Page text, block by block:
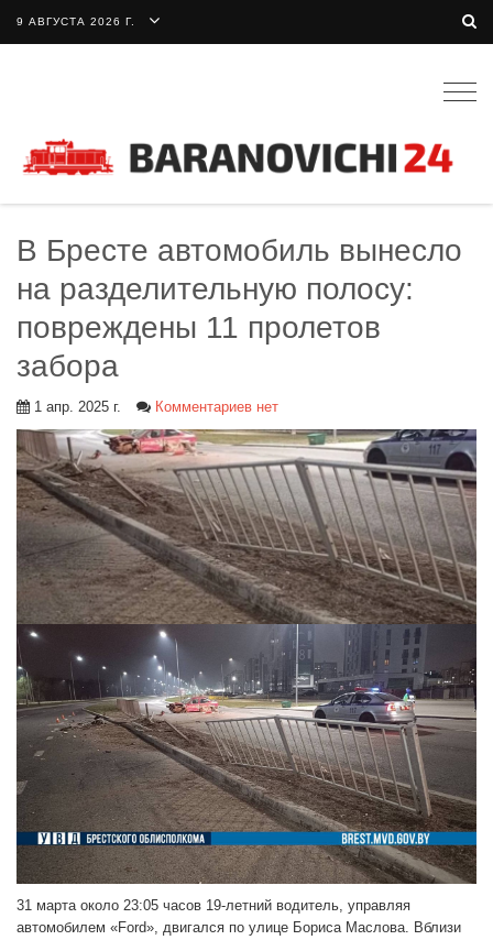
9 АВГУСТА 2026 Г.
В Бресте автомобиль вынесло
на разделительную полосу:
повреждены 11 пролетов
забора
1 апр. 2025 г. Комментариев нет
31 марта около 23:05 часов 19-летний водитель, управляя
автомобилем «Ford», двигался по улице Бориса Маслова. Вблизи